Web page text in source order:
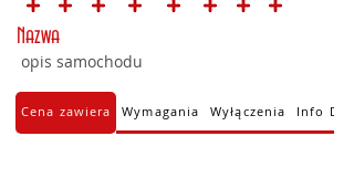
Nazwa
opis samochodu
Cena zawiera Wymagania Wyłączenia Info